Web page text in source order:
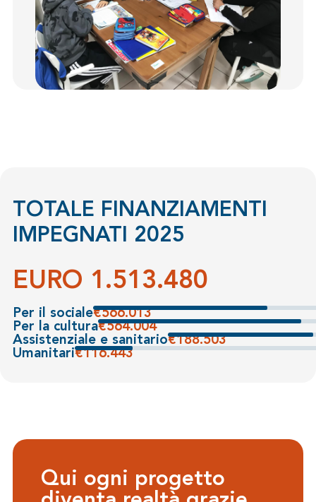
TOTALE FINANZIAMENTI
IMPEGNATI 2025
EURO 1.513.480
Per il sociale€593.504
Per la cultura€592.629
Assistenziale e sanitario€198.070
Umanitari€122.581
Qui ogni progetto